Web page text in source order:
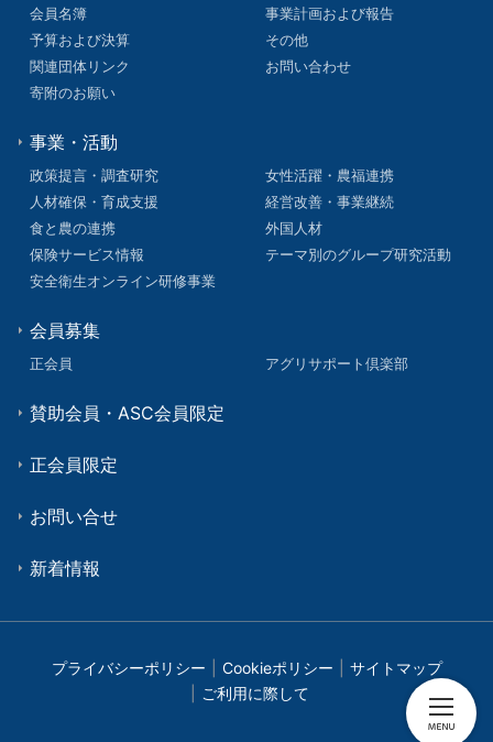
会員名簿
事業計画および報告
予算および決算
その他
関連団体リンク
お問い合わせ
寄附のお願い
事業・活動
政策提言・調査研究
女性活躍・農福連携
人材確保・育成支援
経営改善・事業継続
食と農の連携
外国人材
保険サービス情報
テーマ別のグループ研究活動
安全衛生オンライン研修事業
会員募集
正会員 アグリサポート倶楽部
賛助会員・ASC会員限定
正会員限定
お問い合せ
新着情報
プライバシーポリシー Cookieポリシー
サイトマップ
ご利用に際して